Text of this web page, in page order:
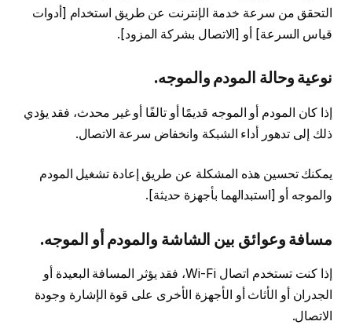
التحقق من سرعة خدمة الإنترنت عن طريق استخدام [أدوات
قياس السرعة] أو [الاتصال بشركة المزود].
نوعية وحالة المودم والموجه.
إذا كان المودم أو الموجه قديمًا أو تالفًا أو غير محدث، فقد يؤدي
ذلك إلى تدهور أداء الشبكة وانخفاض سرعة الاتصال.
يمكنك تحسين هذه المشكلة عن طريق إعادة تشغيل المودم
والموجه أو [استبدالهما بأجهزة حديثة].
مسافة وعوائق بين الشاشة والمودم أو الموجه.
إذا كنت تستخدم اتصال Wi-Fi، فقد يؤثر المسافة البعيدة أو
الجدران أو الأثاث أو الأجهزة الأخرى على قوة الإشارة وجودة
الاتصال.